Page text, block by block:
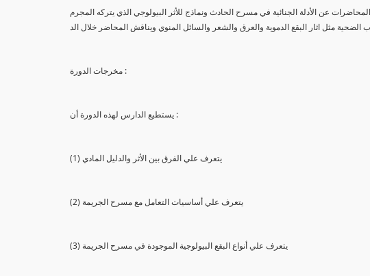
عن الأدلة الجنائية في مسرح الحادث ونماذج للأثر البيولوجي الذي يتركه المجرم
الضحية مثل اثار البقع الدموية والعرق والشعر والسائل المنوي ويناقش المحاضر خلال الد
مخرجات الدورة :
يستطيع الدارس لهذه الدورة أن :
(1) يتعرف علي الفرق بين الأثر والدليل المادي
(2) يتعرف علي أساسيات التعامل مع مسرح الجريمة
(3) يتعرف علي أنواع البقع البيولوجية الموجودة في مسرح الجريمة